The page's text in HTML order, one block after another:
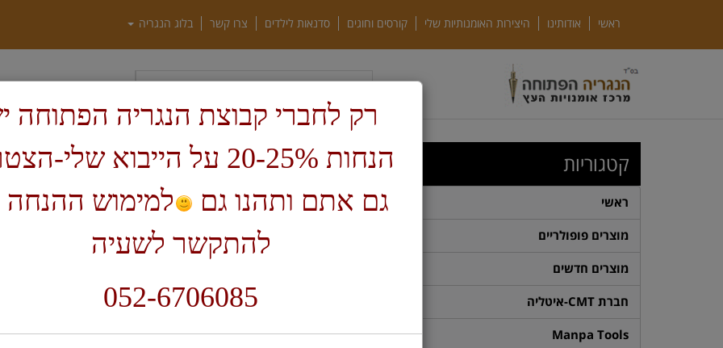
ראשי אודותינו היצירות האומנותיות שלי קורסים וחוגים סדנאות לילדים צרו קשר בלוג הנגריה
חיפוש
דף בית צורבי עץ
קטגוריות
ראשי
מוצרים פופולריים
מוצרים חדשים
חברת CMT-איטליה
Manpa Tools
רק לחברי קבוצת הנגריה הפתוחה
הנחות 20-25% על הייבוא שלי-
גם אתם ותהנו גם
למימוש ההנחה
להתקשר לשעיה
052-6706085